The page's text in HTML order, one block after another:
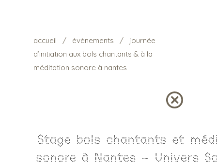
accueil / évènements /
journée
d’initiation aux bols chantants & à la
méditation sonore à nantes
Stage bols chantants et
sonore à Nantes – Univers